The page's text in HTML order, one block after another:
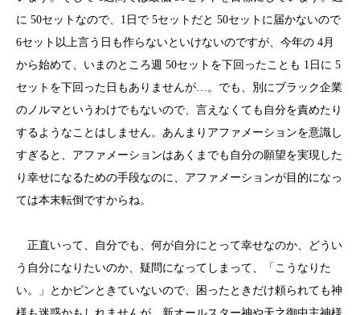
に 50セットなので、1日で 5セットだと 50セットに届かないので
6セット以上言う日も作らないといけないのですが、今年の 4月
から始めて、いまのところ週 50セットを下回ったことも 1日に 5
セットを下回った日もありませんが…。でも、別にブラック企業
のノルマというわけでもないので、言えなくても自分を責めたり
するようなことはしません。あんまりアファメーションを意識し
すぎると、アファメーションはあくまでも自分の願望を実現した
り幸せになるための手段なのに、アファメーションが目的になっ
ては本末転倒ですからね。
正直いって、自分でも、何が自分にとって幸せなのか、どうい
う自分になりたいのか、疑問になってしまって、「こうなりた
い。」とかピンときていないので、困ったときだけ頼られても神